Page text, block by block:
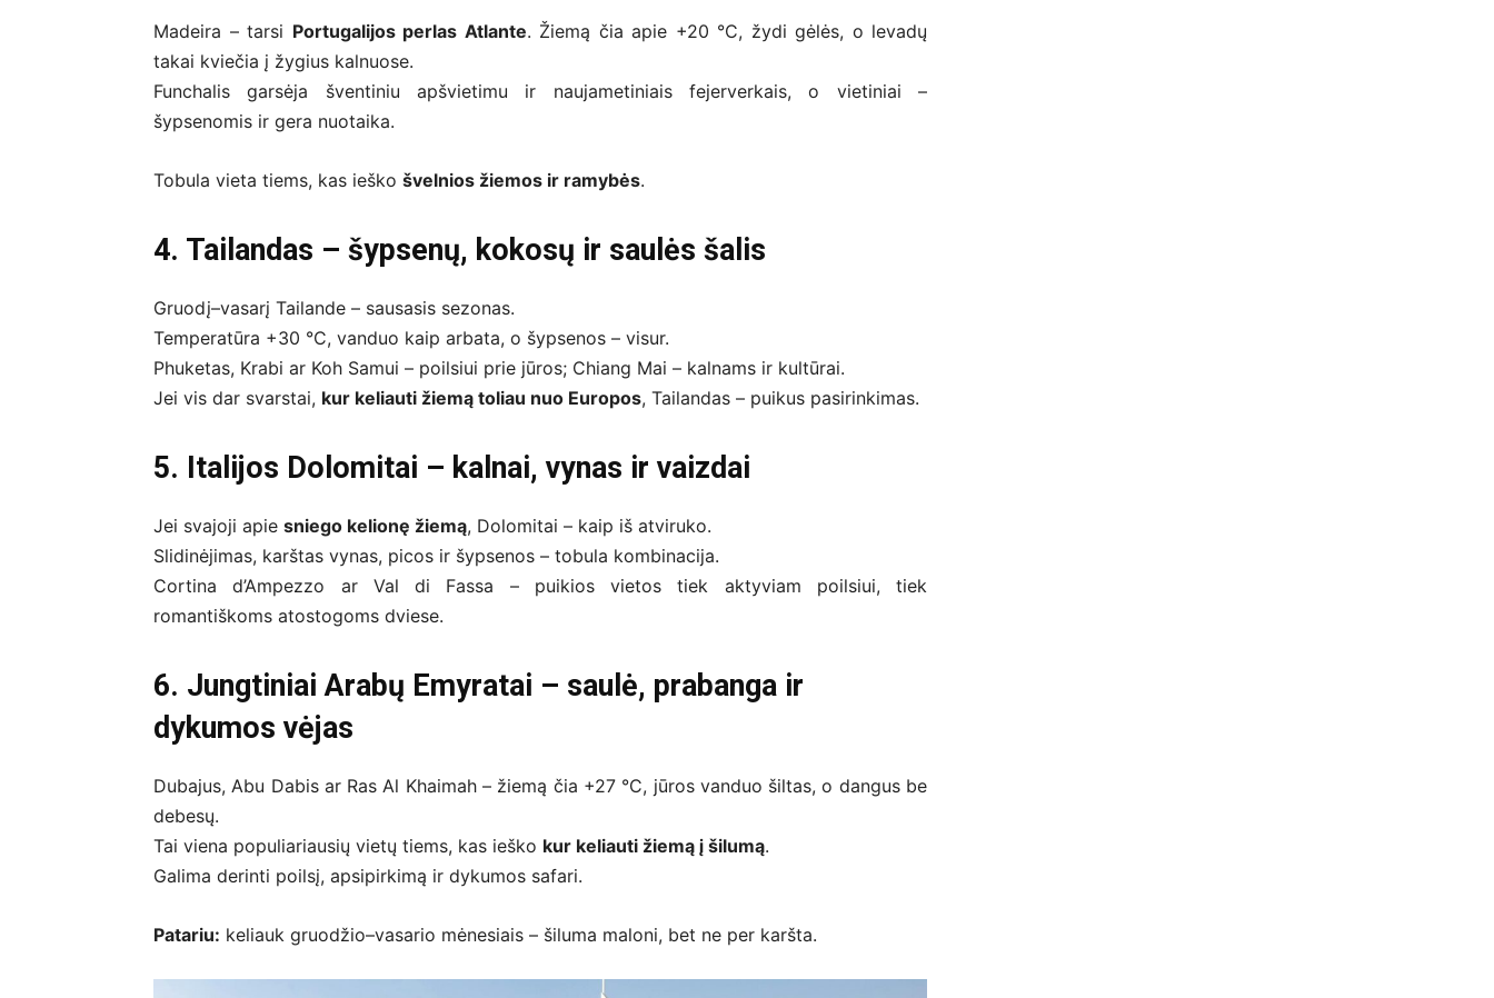
Madeira – tarsi Portugalijos perlas Atlante. Žiemą čia apie +20 °C, žydi gėlės, o levadų
takai kviečia į žygius kalnuose.
Funchalis garsėja šventiniu apšvietimu ir naujametiniais fejerverkais, o vietiniai –
šypsenomis ir gera nuotaika.
Tobula vieta tiems, kas ieško švelnios žiemos ir ramybės.
4. Tailandas – šypsenų, kokosų ir saulės šalis
Gruodį–vasarį Tailande – sausasis sezonas.
Temperatūra +30 °C, vanduo kaip arbata, o šypsenos – visur.
Phuketas, Krabi ar Koh Samui – poilsiui prie jūros; Chiang Mai – kalnams ir kultūrai.
Jei vis dar svarstai, kur keliauti žiemą toliau nuo Europos, Tailandas – puikus pasirinkimas.
5. Italijos Dolomitai – kalnai, vynas ir vaizdai
Jei svajoji apie sniego kelionę žiemą, Dolomitai – kaip iš atviruko.
Slidinėjimas, karštas vynas, picos ir šypsenos – tobula kombinacija.
Cortina d’Ampezzo ar Val di Fassa – puikios vietos tiek aktyviam poilsiui, tiek
romantiškoms atostogoms dviese.
6. Jungtiniai Arabų Emyratai – saulė, prabanga ir
dykumos vėjas
Dubajus, Abu Dabis ar Ras Al Khaimah – žiemą čia +27 °C, jūros vanduo šiltas, o dangus be
debesų.
Tai viena populiariausių vietų tiems, kas ieško kur keliauti žiemą į šilumą.
Galima derinti poilsį, apsipirkimą ir dykumos safari.
Patariu: keliauk gruodžio–vasario mėnesiais – šiluma maloni, bet ne per karšta.